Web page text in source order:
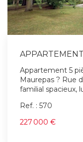
Appartement 5
Maurepas ? Rue de la
familial spacieux,
(Bois de Nogent) Au sein d'une résidence
recherchée, en
découvrez ce bel
généreux
Ref. : 570
227 000 €